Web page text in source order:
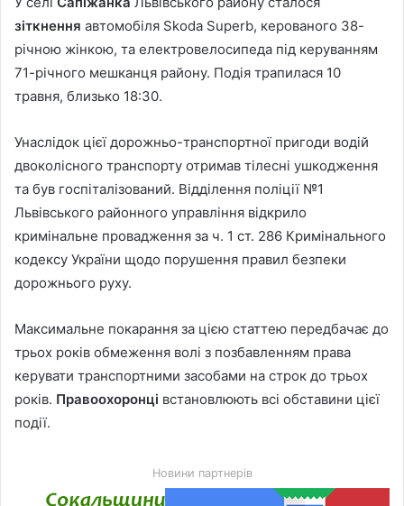
зіткнення автомобіля Skoda Superb, керованого 38-
річною жінкою, та електровелосипеда під керуванням
71-річного мешканця району. Подія трапилася 10
травня, близько 18:30.
Унаслідок цієї дорожньо-транспортної пригоди водій
двоколісного транспорту отримав тілесні ушкодження
та був госпіталізований. Відділення поліції №1
Львівського районного управління відкрило
кримінальне провадження за ч. 1 ст. 286 Кримінального
кодексу України щодо порушення правил безпеки
дорожнього руху.
Максимальне покарання за цією статтею передбачає до
трьох років обмеження волі з позбавленням права
керувати транспортними засобами на строк до трьох
років. Правоохоронці встановлюють всі обставини цієї
події.
Новини партнерів